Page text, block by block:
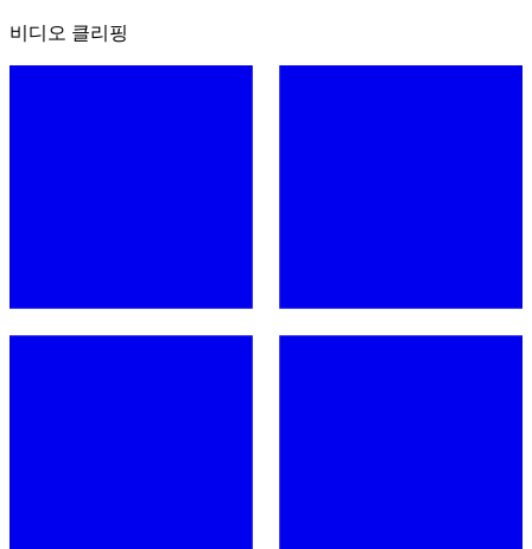
비디오 클리핑